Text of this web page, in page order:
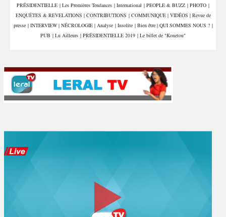
accélération
PRÉSIDENTIELLE | Les Premières Tendances | International | PEOPLE & BUZZ | PHOTO |
ENQUÊTES & REVELATIONS | CONTRIBUTIONS | COMMUNIQUE | VIDÉOS | Revue de
presse | INTERVIEW | NÉCROLOGIE | Analyse | Insolite | Bien être | QUI SOMMES NOUS ? |
PUB | Lu Ailleurs | PRÉSIDENTIELLE 2019 | Le billet de "Konetou"